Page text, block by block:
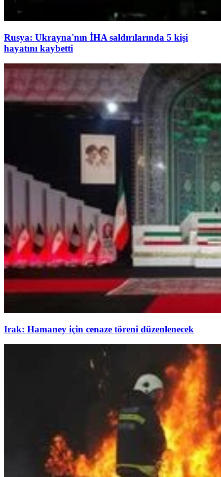
Rusya: Ukrayna'nın İHA saldırılarında 5 kişi
hayatını kaybetti
Irak: Hamaney için cenaze töreni düzenlenecek